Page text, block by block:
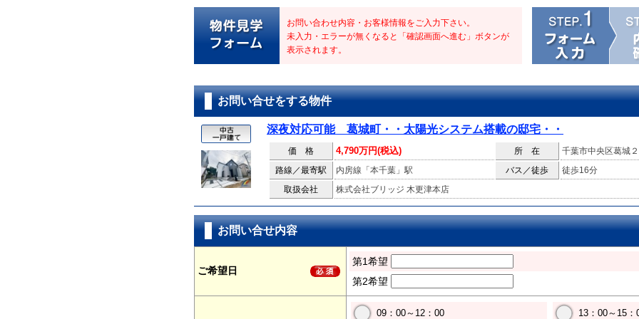
お問い合わせ内容・お客様情報をご入力下さい。
未入力・エラーが無くなると「確認画面へ進む」ボタンが
表示されます。
お問い合せをする物件
深夜対応可能 葛城町・・太陽光システム搭載の邸宅・・
価 格 4,790万円(税込) 所 在
千葉市中央区葛城
路線／最寄駅
内房線「本千葉」駅 バス／徒歩
徒歩16分
取扱会社
株式会社ブリッジ 木更津本店
お問い合せ内容
ご希望日
第1希望
第2希望
09：00～12：00 13：00～15：